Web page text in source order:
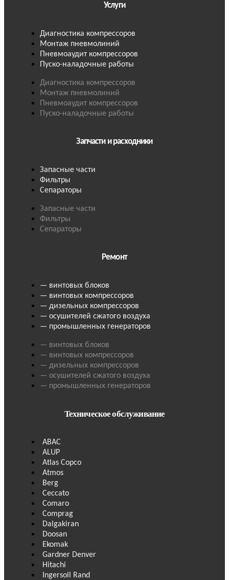
Услуги
Диагностика компрессоров
Монтаж пневмолиний
Пневмоаудит компрессоров
Пуско-наладочные работы
Диагностика компрессоров
Монтаж пневмолиний
Пневмоаудит компрессоров
Пуско-наладочные работы
Запчасти и расходники
Запасные части
Фильтры
Сепараторы
Запасные части
Фильтры
Сепараторы
Ремонт
— винтовых блоков
— винтовых компрессоров
— дизельных компрессоров
— осушителей сжатого воздуха
— промышленных генераторов
— винтовых блоков
— винтовых компрессоров
— дизельных компрессоров
— осушителей сжатого воздуха
— промышленных генераторов
Техническое обслуживание
ABAC
ALUP
Atlas Copco
Atmos
Berg
Ceccato
Comaro
Comprag
Dalgakiran
Doosan
Ekomak
Gardner Denver
Hitachi
Ingersoll Rand